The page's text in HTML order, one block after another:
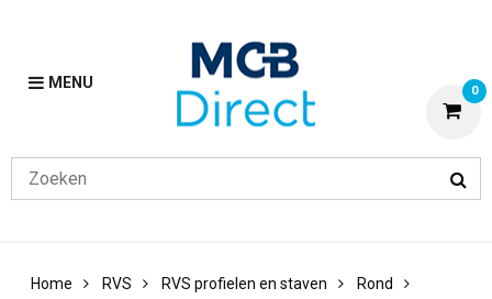
MENU 0
Home RVS RVS profielen en staven
Rond